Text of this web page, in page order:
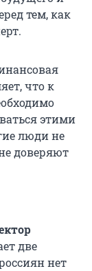
тем, как
что к
этими
люди не
доверяют
две
нет